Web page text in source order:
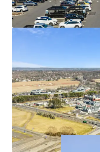
and Densification
Submarket
Institutional